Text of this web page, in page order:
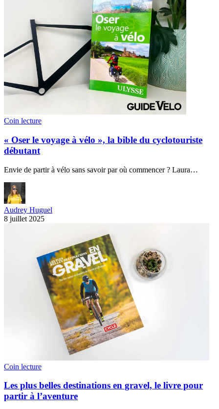
Coin lecture
« Oser le voyage à vélo », la bible du cyclotouriste
débutant
Envie de partir à vélo sans savoir par où commencer ? Laura…
Audrey Huguel
8 juillet 2025
Coin lecture
Les plus belles destinations en gravel, le livre pour
partir à l’aventure